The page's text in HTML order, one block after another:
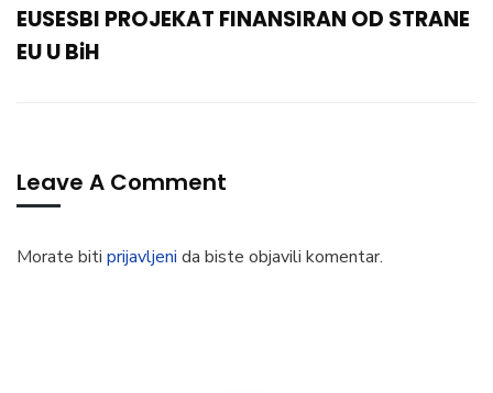
EUSESBI PROJEKAT FINANSIRAN OD STRANE
EU U BiH
Leave A Comment
Morate biti prijavljeni da biste objavili komentar.